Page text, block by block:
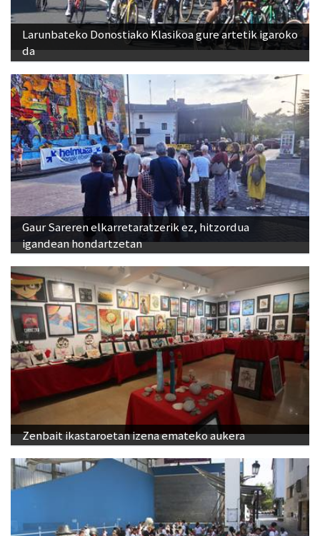
Larunbateko Donostiako Klasikoa gure artetik igaroko
da
Gaur Sareren elkarretaratzerik ez, hitzordua
igandean hondartzetan
Zenbait ikastaroetan izena emateko aukera